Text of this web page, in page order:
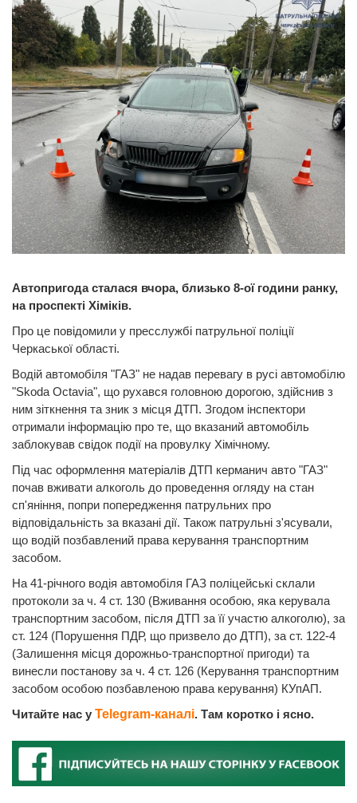
Автопригода сталася вчора, близько 8-ої години ранку,
на проспекті Хіміків.
Про це повідомили у пресслужбі патрульної поліції
Черкаської області.
Водій автомобіля "ГАЗ" не надав перевагу в русі автомобілю
"Skoda Octavia", що рухався головною дорогою, здійснив з
ним зіткнення та зник з місця ДТП. Згодом інспектори
отримали інформацію про те, що вказаний автомобіль
заблокував свідок події на провулку Хімічному.
Під час оформлення матеріалів ДТП керманич авто "ГАЗ"
почав вживати алкоголь до проведення огляду на стан
сп'яніння, попри попередження патрульних про
відповідальність за вказані дії. Також патрульні з'ясували,
що водій позбавлений права керування транспортним
засобом.
На 41-річного водія автомобіля ГАЗ поліцейські склали
протоколи за ч. 4 ст. 130 (Вживання особою, яка керувала
транспортним засобом, після ДТП за її участю алкоголю), за
ст. 124 (Порушення ПДР, що призвело до ДТП), за ст. 122-4
(Залишення місця дорожньо-транспортної пригоди) та
винесли постанову за ч. 4 ст. 126 (Керування транспортним
засобом особою позбавленою права керування) КУпАП.
Читайте нас у Telegram-каналі. Там коротко і ясно.